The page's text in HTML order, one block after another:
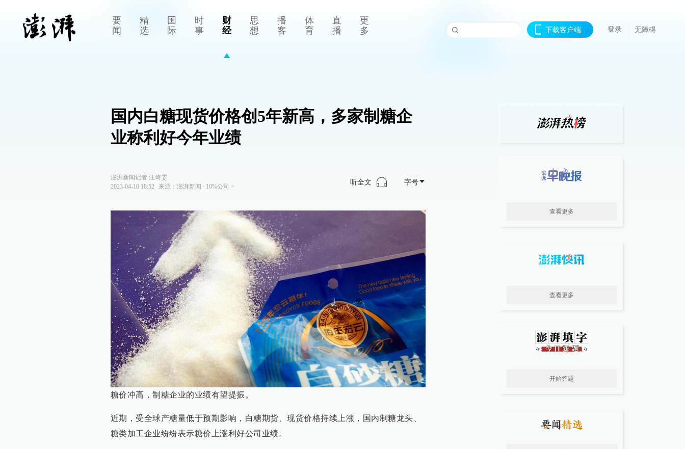
要
闻
精
选
国
际
时
事
财
经
思
想
播
客
体
育
直
播
更
多
下载客户端 登录 无障碍
国内白糖现货价格创5年新高，多家制糖企
业称利好今年业绩
澎湃新闻记者 汪琦雯
2023-04-10 18:52
来源： 澎湃新闻 ∙ 10%公司 >
听全文 字号
糖价冲高，制糖企业的业绩有望提振。
近期，受全球产糖量低于预期影响，白糖期货、现货价格持续上涨，国内制糖龙头、
糖类加工企业纷纷表示糖价上涨利好公司业绩。
查看更多
查看更多
开始答题